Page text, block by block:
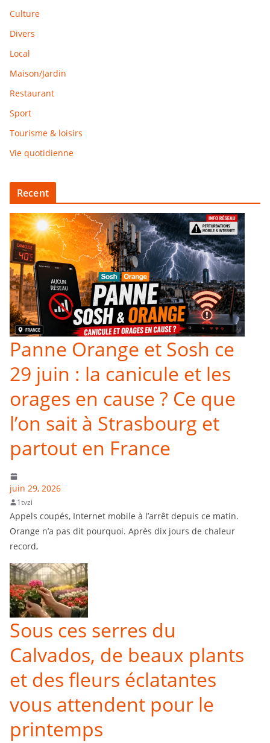
Culture
Divers
Local
Maison/Jardin
Restaurant
Sport
Tourisme & loisirs
Vie quotidienne
Recent
Panne Orange et Sosh ce
29 juin : la canicule et les
orages en cause ? Ce que
l’on sait à Strasbourg et
partout en France
juin 29, 2026
1tvzi
Appels coupés, Internet mobile à l’arrêt depuis ce matin.
Orange n’a pas dit pourquoi. Après dix jours de chaleur
record,
Sous ces serres du
Calvados, de beaux plants
et des fleurs éclatantes
vous attendent pour le
printemps